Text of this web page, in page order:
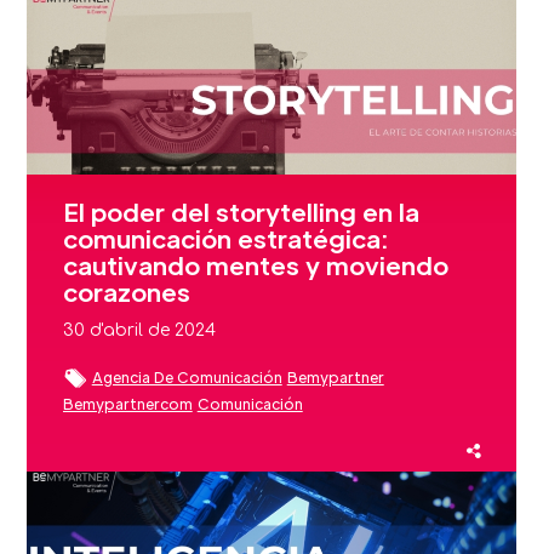
El poder del storytelling en la
comunicación estratégica:
cautivando mentes y moviendo
corazones
30 d'abril de 2024
Agencia De Comunicación Bemypartner
Bemypartnercom Comunicación